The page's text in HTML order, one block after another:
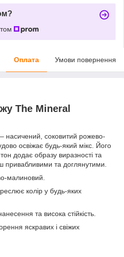
Оплата Умови повернення
The Mineral
насичений, соковитий рожево-
освіжає будь-який мікс. Його
додає образу виразності та
привабливими та доглянутими.
малиновий.
колір у будь-яких
та висока стійкість.
яскравих і свіжих